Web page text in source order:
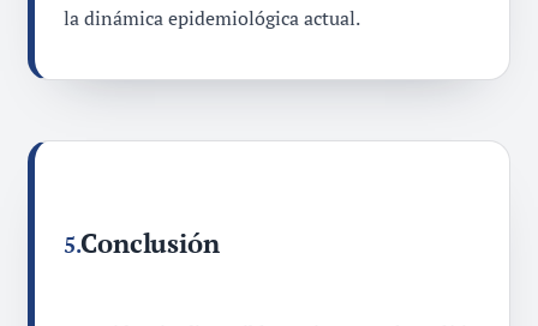
la dinámica epidemiológica actual.
5.Conclusión